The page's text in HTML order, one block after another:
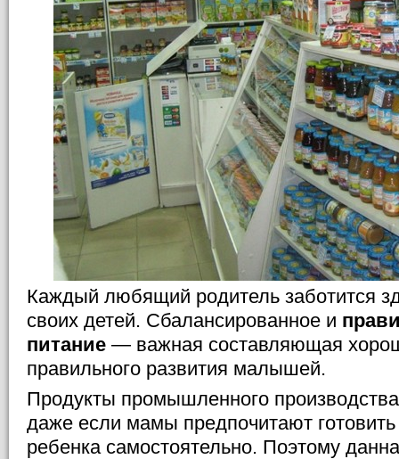
Каждый любящий родитель заботится
своих детей. Сбалансированное и
питание — важная составляющая
правильного развития малышей.
Продукты промышленного
даже если мамы предпочитают
ребенка самостоятельно. Поэтому